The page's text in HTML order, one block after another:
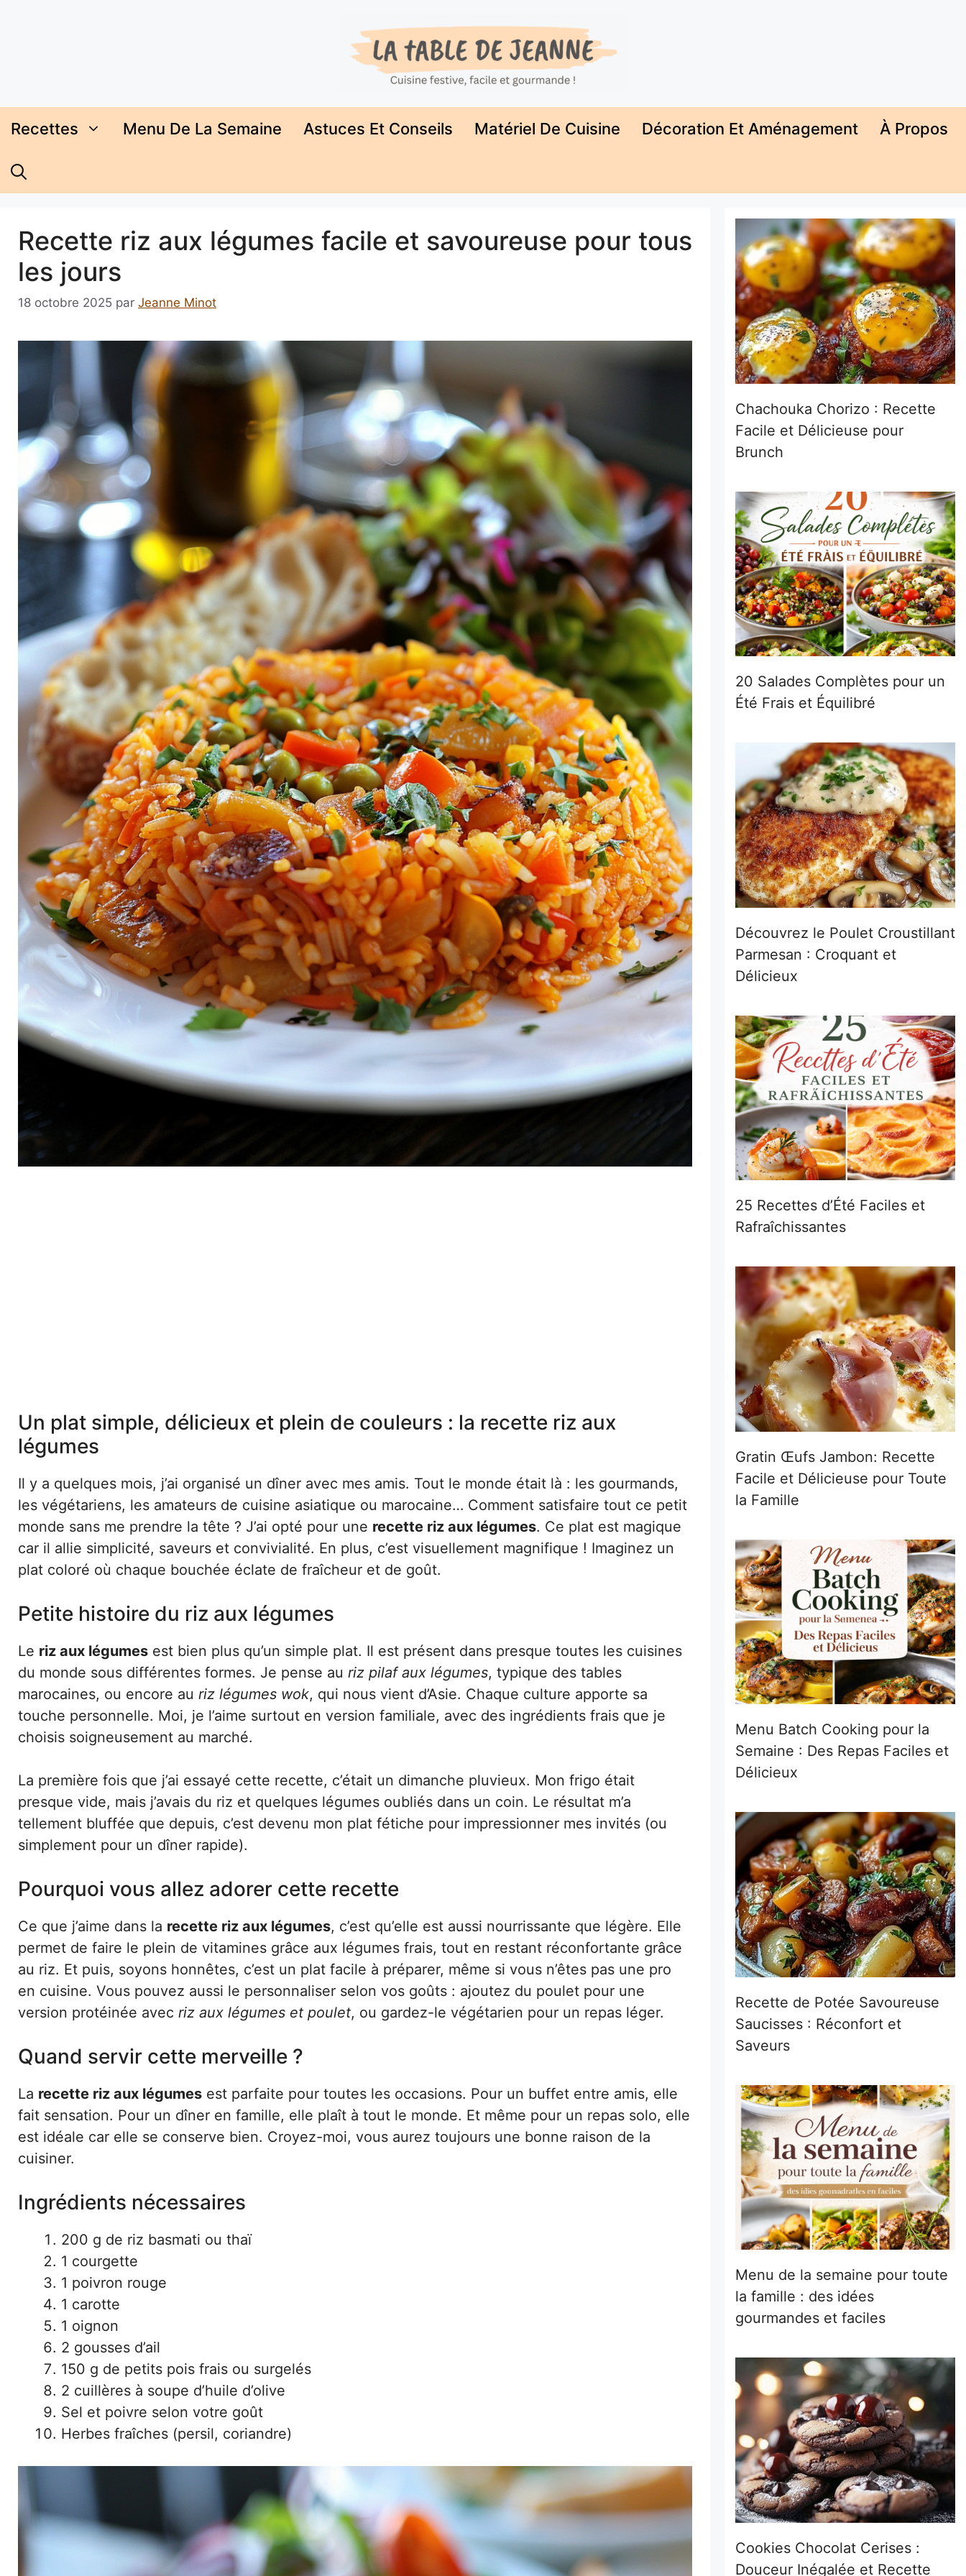
Recettes Menu De La Semaine Astuces Et Conseils Matériel De Cuisine Décoration Et Aménagement À Propos
Recette riz aux légumes facile et savoureuse pour tous
les jours
18 octobre 2025 par Jeanne Minot
Un plat simple, délicieux et plein de couleurs : la recette riz aux
légumes
Il y a quelques mois, j’ai organisé un dîner avec mes amis. Tout le monde était là : les gourmands,
les végétariens, les amateurs de cuisine asiatique ou marocaine… Comment satisfaire tout ce petit
monde sans me prendre la tête ? J’ai opté pour une recette riz aux légumes. Ce plat est magique
car il allie simplicité, saveurs et convivialité. En plus, c’est visuellement magnifique ! Imaginez un
plat coloré où chaque bouchée éclate de fraîcheur et de goût.
Petite histoire du riz aux légumes
Le riz aux légumes est bien plus qu’un simple plat. Il est présent dans presque toutes les cuisines
du monde sous différentes formes. Je pense au riz pilaf aux légumes, typique des tables
marocaines, ou encore au riz légumes wok, qui nous vient d’Asie. Chaque culture apporte sa
touche personnelle. Moi, je l’aime surtout en version familiale, avec des ingrédients frais que je
choisis soigneusement au marché.
La première fois que j’ai essayé cette recette, c’était un dimanche pluvieux. Mon frigo était
presque vide, mais j’avais du riz et quelques légumes oubliés dans un coin. Le résultat m’a
tellement bluffée que depuis, c’est devenu mon plat fétiche pour impressionner mes invités (ou
simplement pour un dîner rapide).
Pourquoi vous allez adorer cette recette
Ce que j’aime dans la recette riz aux légumes, c’est qu’elle est aussi nourrissante que légère. Elle
permet de faire le plein de vitamines grâce aux légumes frais, tout en restant réconfortante grâce
au riz. Et puis, soyons honnêtes, c’est un plat facile à préparer, même si vous n’êtes pas une pro
en cuisine. Vous pouvez aussi le personnaliser selon vos goûts : ajoutez du poulet pour une
version protéinée avec riz aux légumes et poulet, ou gardez-le végétarien pour un repas léger.
Quand servir cette merveille ?
La recette riz aux légumes est parfaite pour toutes les occasions. Pour un buffet entre amis, elle
fait sensation. Pour un dîner en famille, elle plaît à tout le monde. Et même pour un repas solo, elle
est idéale car elle se conserve bien. Croyez-moi, vous aurez toujours une bonne raison de la
cuisiner.
Ingrédients nécessaires
200 g de riz basmati ou thaï
1 courgette
1 poivron rouge
1 carotte
1 oignon
2 gousses d’ail
150 g de petits pois frais ou surgelés
2 cuillères à soupe d’huile d’olive
Sel et poivre selon votre goût
Herbes fraîches (persil, coriandre)
Chachouka Chorizo : Recette
Facile et Délicieuse pour
Brunch
20 Salades Complètes pour un
Été Frais et Équilibré
Découvrez le Poulet Croustillant
Parmesan : Croquant et
Délicieux
25 Recettes d’Été Faciles et
Rafraîchissantes
Gratin Œufs Jambon: Recette
Facile et Délicieuse pour Toute
la Famille
Menu Batch Cooking pour la
Semaine : Des Repas Faciles et
Délicieux
Recette de Potée Savoureuse
Saucisses : Réconfort et
Saveurs
Menu de la semaine pour toute
la famille : des idées
gourmandes et faciles
Cookies Chocolat Cerises :
Douceur Inégalée et Recette